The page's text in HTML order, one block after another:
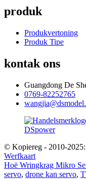
produk
Produkvertoning
Produk Tipe
kontak ons
Guangdong De
0769-82252765
© Kopiereg - 2010-
Werfkaart
Hoë Wringkrag Mikro
servo, drone kan servo,